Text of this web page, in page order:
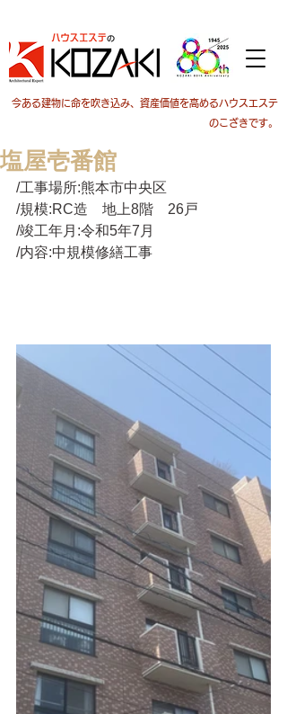
今ある建物に命を吹き込み、資産価値を高めるハウスエステ
のこざきです。
塩屋壱番館
/工事場所:熊本市中央区
/規模:RC造　地上8階　26戸
/竣工年月:令和5年7月
/内容:中規模修繕工事